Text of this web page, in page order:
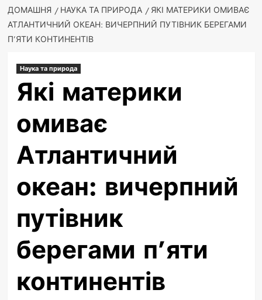
ДОМАШНЯ НАУКА ТА ПРИРОДА
ЯКІ МАТЕРИКИ ОМИВАЄ
АТЛАНТИЧНИЙ ОКЕАН: ВИЧЕРПНИЙ ПУТІВНИК БЕРЕГАМИ
П’ЯТИ КОНТИНЕНТІВ
Наука та природа
Які материки
омиває
Атлантичний
океан: вичерпний
путівник
берегами п’яти
континентів